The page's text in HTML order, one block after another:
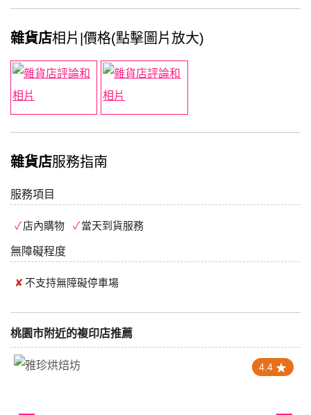
雜貨店相片|價格(點擊圖片放大)
雜貨店服務指南
服務項目
店內購物 當天到貨服務
無障礙程度
不支持無障礙停車場
桃園市附近的複印店推薦
4.4